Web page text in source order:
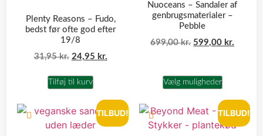
Plenty Reasons – Fudo,
bedst før ofte god efter
19/8
31,95kr. 24,95 kr.
Tilføj til kurv
Nuoceans – Sandaler af
genbrugsmaterialer –
Pebble
699,00kr. 599,00 kr.
Vælg muligheder
TILBUD! TILBUD!